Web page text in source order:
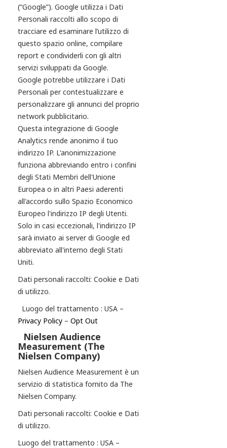
(“Google”). Google utilizza i Dati
Personali raccolti allo scopo di
tracciare ed esaminare l’utilizzo di
questo spazio online, compilare
report e condividerli con gli altri
servizi sviluppati da Google.
Google potrebbe utilizzare i Dati
Personali per contestualizzare e
personalizzare gli annunci del proprio
network pubblicitario.
Questa integrazione di Google
Analytics rende anonimo il tuo
indirizzo IP. L'anonimizzazione
funziona abbreviando entro i confini
degli Stati Membri dell'Unione
Europea o in altri Paesi aderenti
all'accordo sullo Spazio Economico
Europeo l'indirizzo IP degli Utenti.
Solo in casi eccezionali, l'indirizzo IP
sarà inviato ai server di Google ed
abbreviato all'interno degli Stati
Uniti.
Dati personali raccolti: Cookie e Dati
di utilizzo.
Luogo del trattamento : USA –
Privacy Policy – Opt Out
Nielsen Audience
Measurement (The
Nielsen Company)
Nielsen Audience Measurement è un
servizio di statistica fornito da The
Nielsen Company.
Dati personali raccolti: Cookie e Dati
di utilizzo.
Luogo del trattamento : USA –